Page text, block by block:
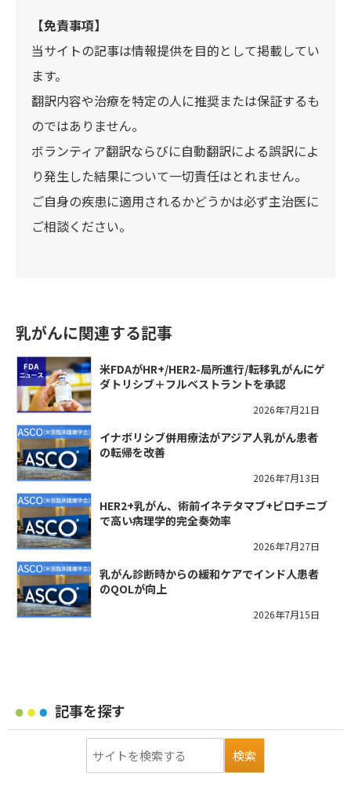
【免責事項】
当サイトの記事は情報提供を目的として掲載してい
ます。
翻訳内容や治療を特定の人に推奨または保証するも
のではありません。
ボランティア翻訳ならびに自動翻訳による誤訳によ
り発生した結果について一切責任はとれません。
ご自身の疾患に適用されるかどうかは必ず主治医に
ご相談ください。
乳がんに関連する記事
米FDAがHR+/HER2-局所進行/転移乳がんにゲ
ダトリシブ＋フルベストラントを承認
2026年7月21日
イナボリシブ併用療法がアジア人乳がん患者
の転帰を改善
2026年7月13日
HER2+乳がん、術前イネテタマブ+ピロチニブ
で高い病理学的完全奏効率
2026年7月27日
乳がん診断時からの緩和ケアでインド人患者
のQOLが向上
2026年7月15日
記事を探す